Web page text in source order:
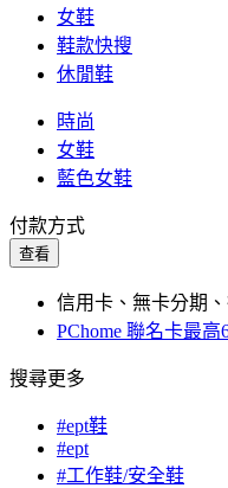
女鞋
鞋款快搜
休閒鞋
時尚
女鞋
藍色女鞋
付款方式
查看
信用卡、無卡分期
PChome 聯名卡最
搜尋更多
#ept鞋
#ept
#工作鞋/安全鞋